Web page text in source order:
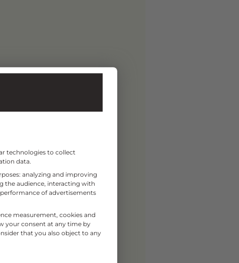
technologies to collect
data.
analyzing and improving
the audience, interacting with
of advertisements
measurement, cookies and
your consent at any time by
that you also object to any